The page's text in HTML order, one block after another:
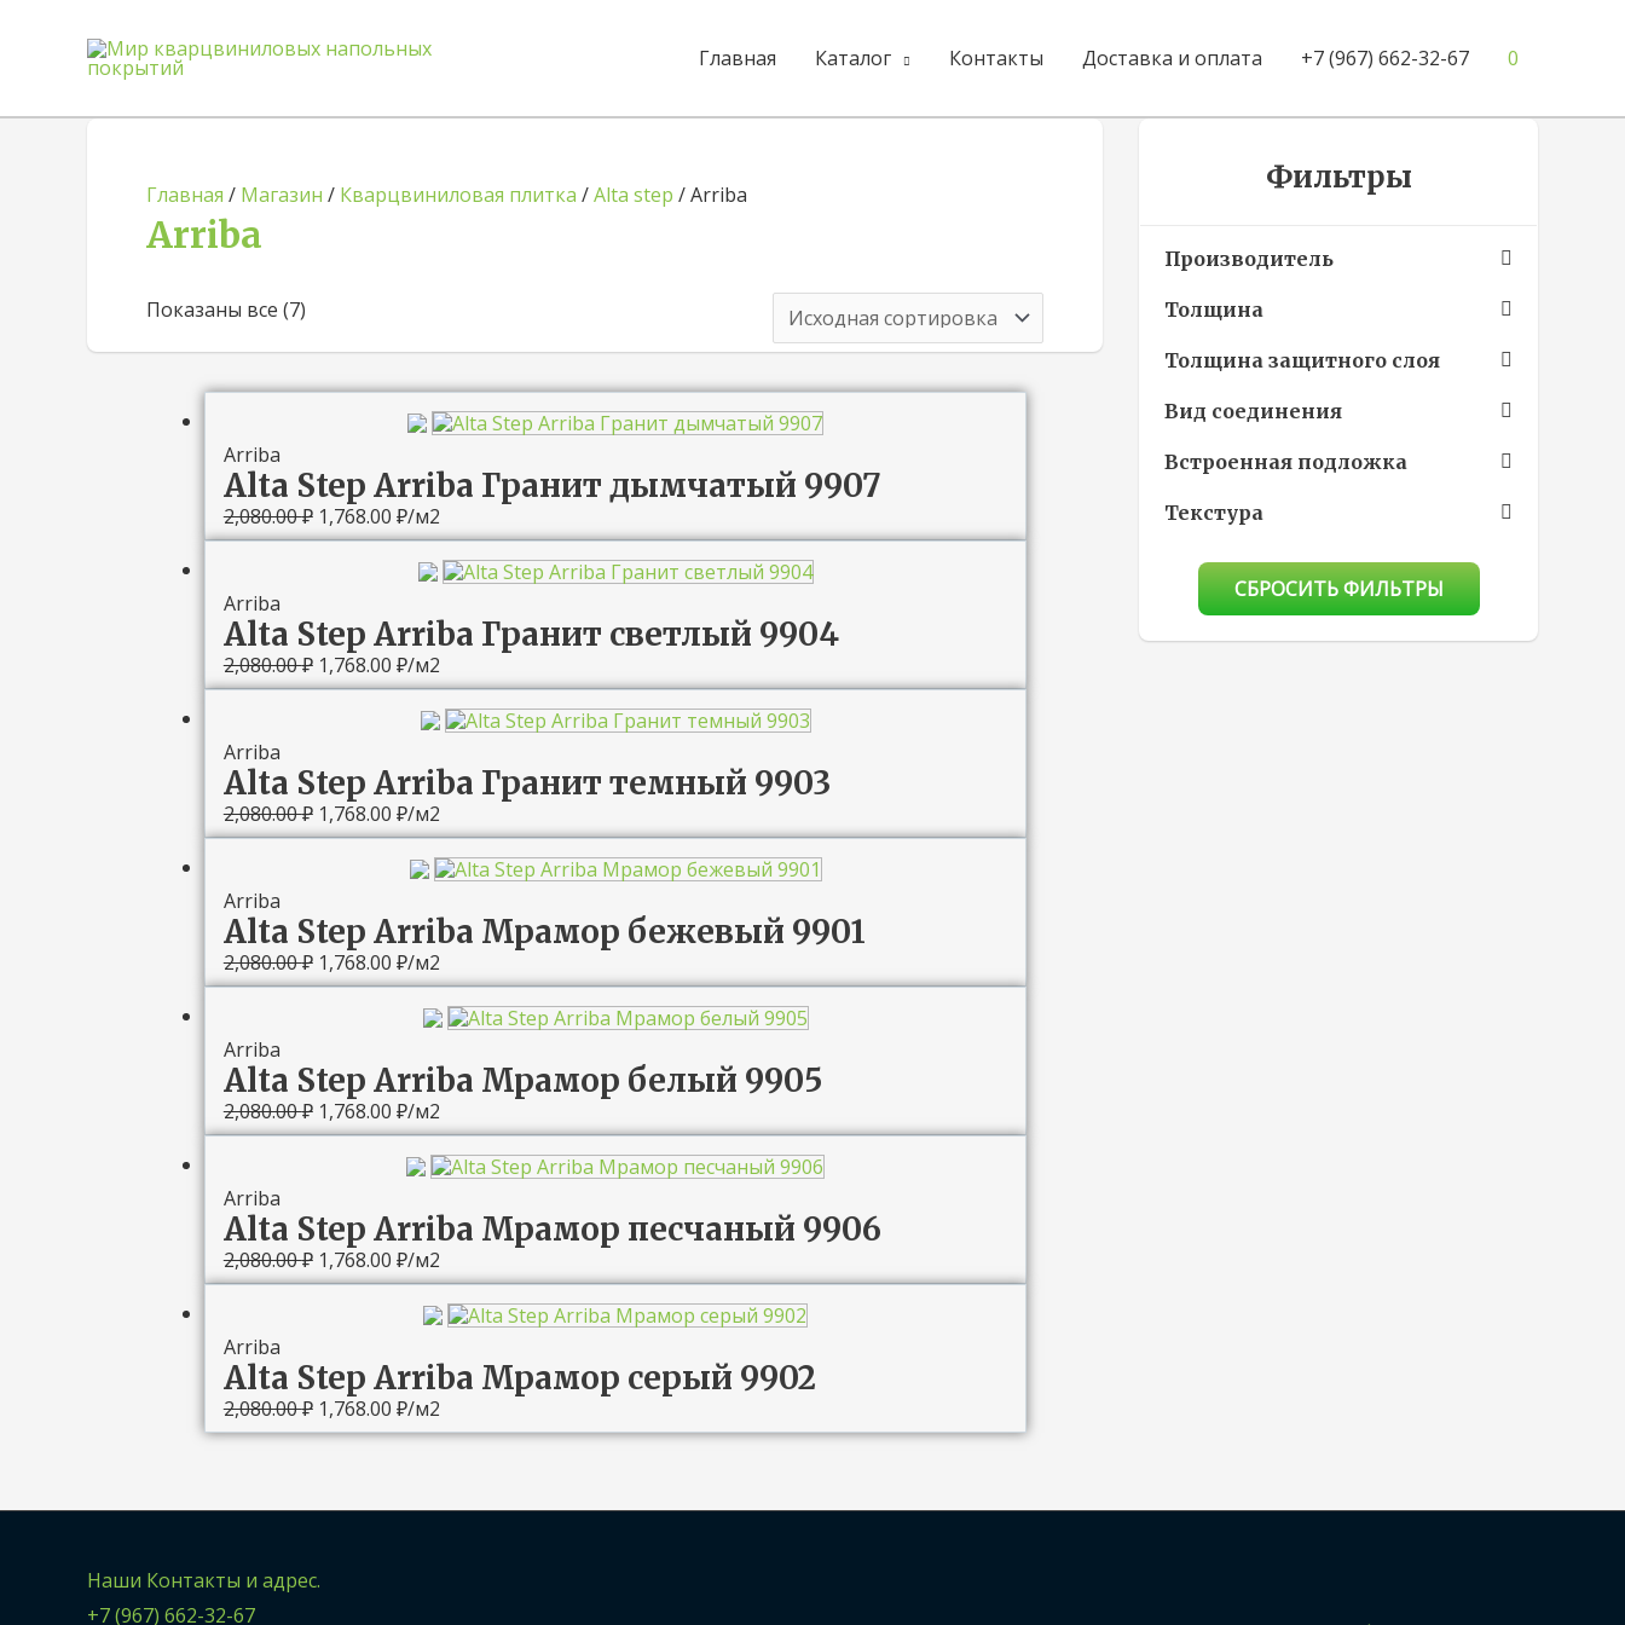
Главная Каталог Контакты Доставка и оплата +7 (967) 662-32-67 0
Главная / Магазин / Кварцвиниловая плитка /Alta step / Arriba
Arriba
Показаны все (7)
Arriba
Alta Step Arriba Гранит дымчатый 9907
2,080.00₽
2,080.00 ₽.
1,768.00 ₽
цена:
/м2
Arriba
Alta Step Arriba Гранит светлый 9904
2,080.00₽
2,080.00 ₽.
1,768.00 ₽
цена:
/м2
Arriba
Alta Step Arriba Гранит темный 9903
2,080.00₽
2,080.00 ₽.
1,768.00 ₽
цена:
/м2
Arriba
Alta Step Arriba Мрамор бежевый 9901
2,080.00₽
2,080.00 ₽.
1,768.00 ₽
цена:
/м2
Arriba
Alta Step Arriba Мрамор белый 9905
2,080.00₽
2,080.00 ₽.
1,768.00 ₽
цена:
/м2
Arriba
Alta Step Arriba Мрамор песчаный 9906
2,080.00₽
2,080.00 ₽.
1,768.00 ₽
цена:
/м2
Arriba
Alta Step Arriba Мрамор серый 9902
2,080.00₽
2,080.00 ₽.
1,768.00 ₽
цена:
/м2
Фильтры
Производитель
Толщина
Толщина защитного слоя
Вид соединения
Встроенная подложка
Текстура
СБРОСИТЬ ФИЛЬТРЫ
Наши Контакты и адрес.
+7 (967) 662-32-67